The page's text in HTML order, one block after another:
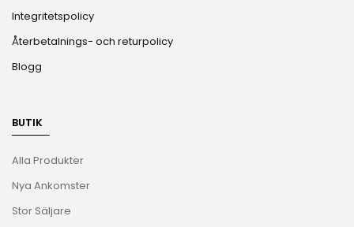
Integritetspolicy
Återbetalnings- och returpolicy
Blogg
BUTIK
Alla Produkter
Nya Ankomster
Stor Säljare